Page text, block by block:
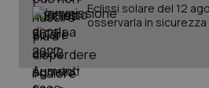
Eclissi solare del 12
osservarla in sicurezza